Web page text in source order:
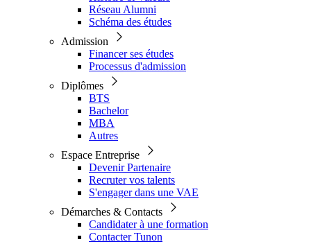
Réseau Alumni
Schéma des études
Admission
Financer ses études
Processus d'admission
Diplômes
BTS
Bachelor
MBA
Autres
Espace Entreprise
Devenir Partenaire
Recruter vos talents
S'engager dans une VAE
Démarches & Contacts
Candidater à une formation
Contacter Tunon